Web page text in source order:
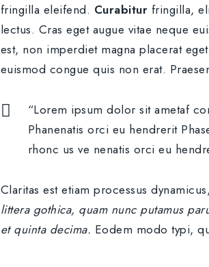
fringilla eleifend. Curabitur fringilla,
lectus. Cras eget augue vitae neque
est, non imperdiet magna placerat
euismod congue quis non erat.
“Lorem ipsum dolor sit ametaf
Phanenatis orci eu hendrerit
rhonc us ve nenatis orci eu
Claritas est etiam processus
littera gothica, quam nunc putamus
et quinta decima. Eodem modo typi,